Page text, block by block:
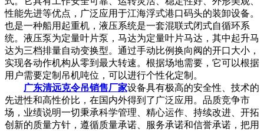
性能先进等优点，广泛应用于江海浮式港口码头的装卸设备。
也是一种船用起重机，液压系统是一套混联式闭式自循环系
统。液压泵为定量叶片泵，马达为定量叶片马达，其中起升马
达为三档排量自动变换型。通过手动比例换向阀的开口大小，
实现各动作机构从零到最大转速。根据场地需要，它可以根据
用户需要定制吊机吨位，可以进行个性化定制。
广东清远克令吊销售厂家设备具有极高的安全性、技术的
先进性和高性价比，在国内外得到了广泛应用。品质竞争市
场，业绩说明一切秉承科学管理、精心运作、持续改进、开拓
创新的质量方针，遵循质量承诺、服务承诺和信誉承诺，把用